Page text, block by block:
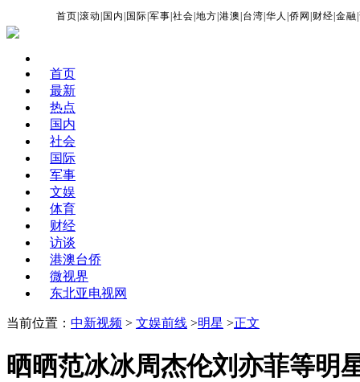
首页 |滚动 国内 国际 |军事 |社会 |地方 |港澳 台湾 |华人 |侨网 财经 |金融 |
首页
最新
热点
国内
社会
国际
军事
文娱
体育
财经
访谈
港澳台侨
微视界
东北亚电视网
当前位置： 中新视频 > 文娱前线 >明星 >正文
晒晒范冰冰周杰伦刘亦菲等明